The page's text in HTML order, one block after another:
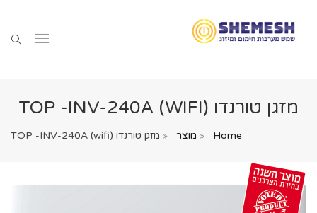
מזגן טורנדו (TOP -INV-240A (WIFI
Home מוצר מזגן טורנדו (TOP -INV-240A (wifi